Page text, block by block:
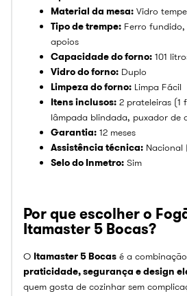
Material da mesa: Vidro
Tipo de trempe: Ferro
apoios
Capacidade do forno: 101
Vidro do forno: Duplo
Limpeza do forno: Limpa Fácil
Itens inclusos: 2 prateleiras (1
lâmpada blindada, puxador de
Garantia: 12 meses
Assistência técnica: Nacional
Selo do Inmetro: Sim
Por que escolher o
Itamaster 5 Bocas?
O Itamaster 5 Bocas é a
praticidade, segurança e design
quem gosta de cozinhar sem